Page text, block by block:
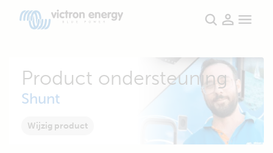
Product ondersteuning
Shunt
Wijzig product